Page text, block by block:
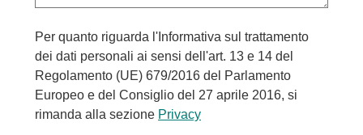
Per quanto riguarda l'Informativa sul trattamento
dei dati personali ai sensi dell'art. 13 e 14 del
Regolamento (UE) 679/2016 del Parlamento
Europeo e del Consiglio del 27 aprile 2016, si
rimanda alla sezione Privacy